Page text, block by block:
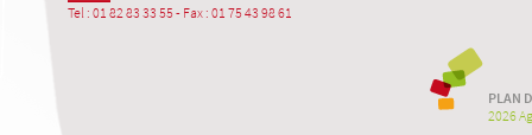
Tel : 01 82 83 33 55 - Fax : 01 75 43 98 61
PLAN
2026